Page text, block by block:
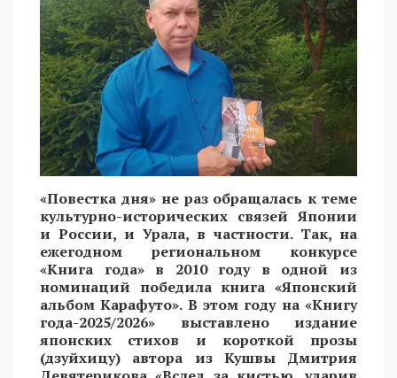
«Повестка дня» не раз обращалась к теме
культурно-исторических связей Японии
и России, и Урала, в частности. Так, на
ежегодном региональном конкурсе
«Книга года» в 2010 году в одной из
номинаций победила книга «Японский
альбом Карафуто». В этом году на «Книгу
года-2025/2026» выставлено издание
японских стихов и короткой прозы
(дзуйхицу) автора из Кушвы Дмитрия